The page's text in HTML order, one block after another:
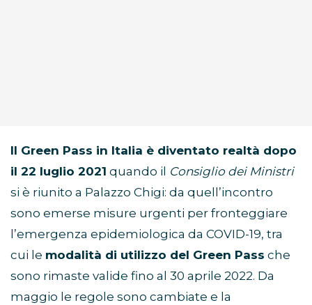
Il Green Pass in Italia è diventato realtà dopo
il 22 luglio 2021 quando il Consiglio dei Ministri
si è riunito a Palazzo Chigi: da quell’incontro
sono emerse misure urgenti per fronteggiare
l’emergenza epidemiologica da COVID-19, tra
cui le modalità di utilizzo del Green Pass che
sono rimaste valide fino al 30 aprile 2022. Da
maggio le regole sono cambiate e la